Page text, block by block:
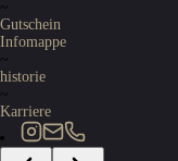
~
Gutschein
Infomappe
~
historie
~
Karriere